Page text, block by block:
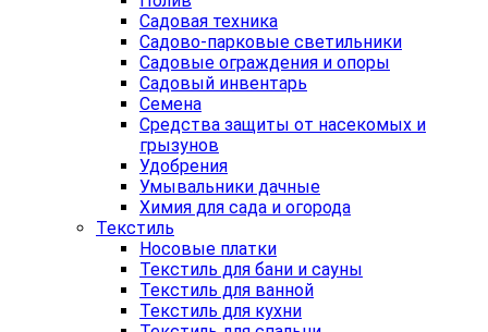
Садовая техника
Садово-парковые светильники
Садовые ограждения и опоры
Садовый инвентарь
Семена
Средства защиты от насекомых и
грызунов
Удобрения
Умывальники дачные
Химия для сада и огорода
Текстиль
Носовые платки
Текстиль для бани и сауны
Текстиль для ванной
Текстиль для кухни